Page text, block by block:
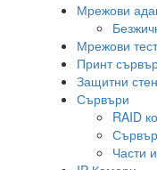
Мрежови
Мрежови
Принт
Защитни
Сървъри
RAID
Части